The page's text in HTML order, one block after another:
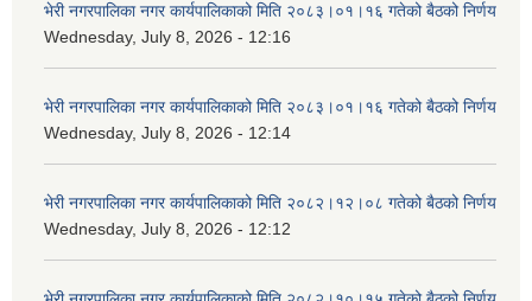
भेरी नगरपालिका नगर कार्यपालिकाको मिति २०८३।०१।१६ गतेको बैठको निर्णय
Wednesday, July 8, 2026 - 12:16
भेरी नगरपालिका नगर कार्यपालिकाको मिति २०८३।०१।१६ गतेको बैठको निर्णय
Wednesday, July 8, 2026 - 12:14
भेरी नगरपालिका नगर कार्यपालिकाको मिति २०८२।१२।०८ गतेको बैठको निर्णय
Wednesday, July 8, 2026 - 12:12